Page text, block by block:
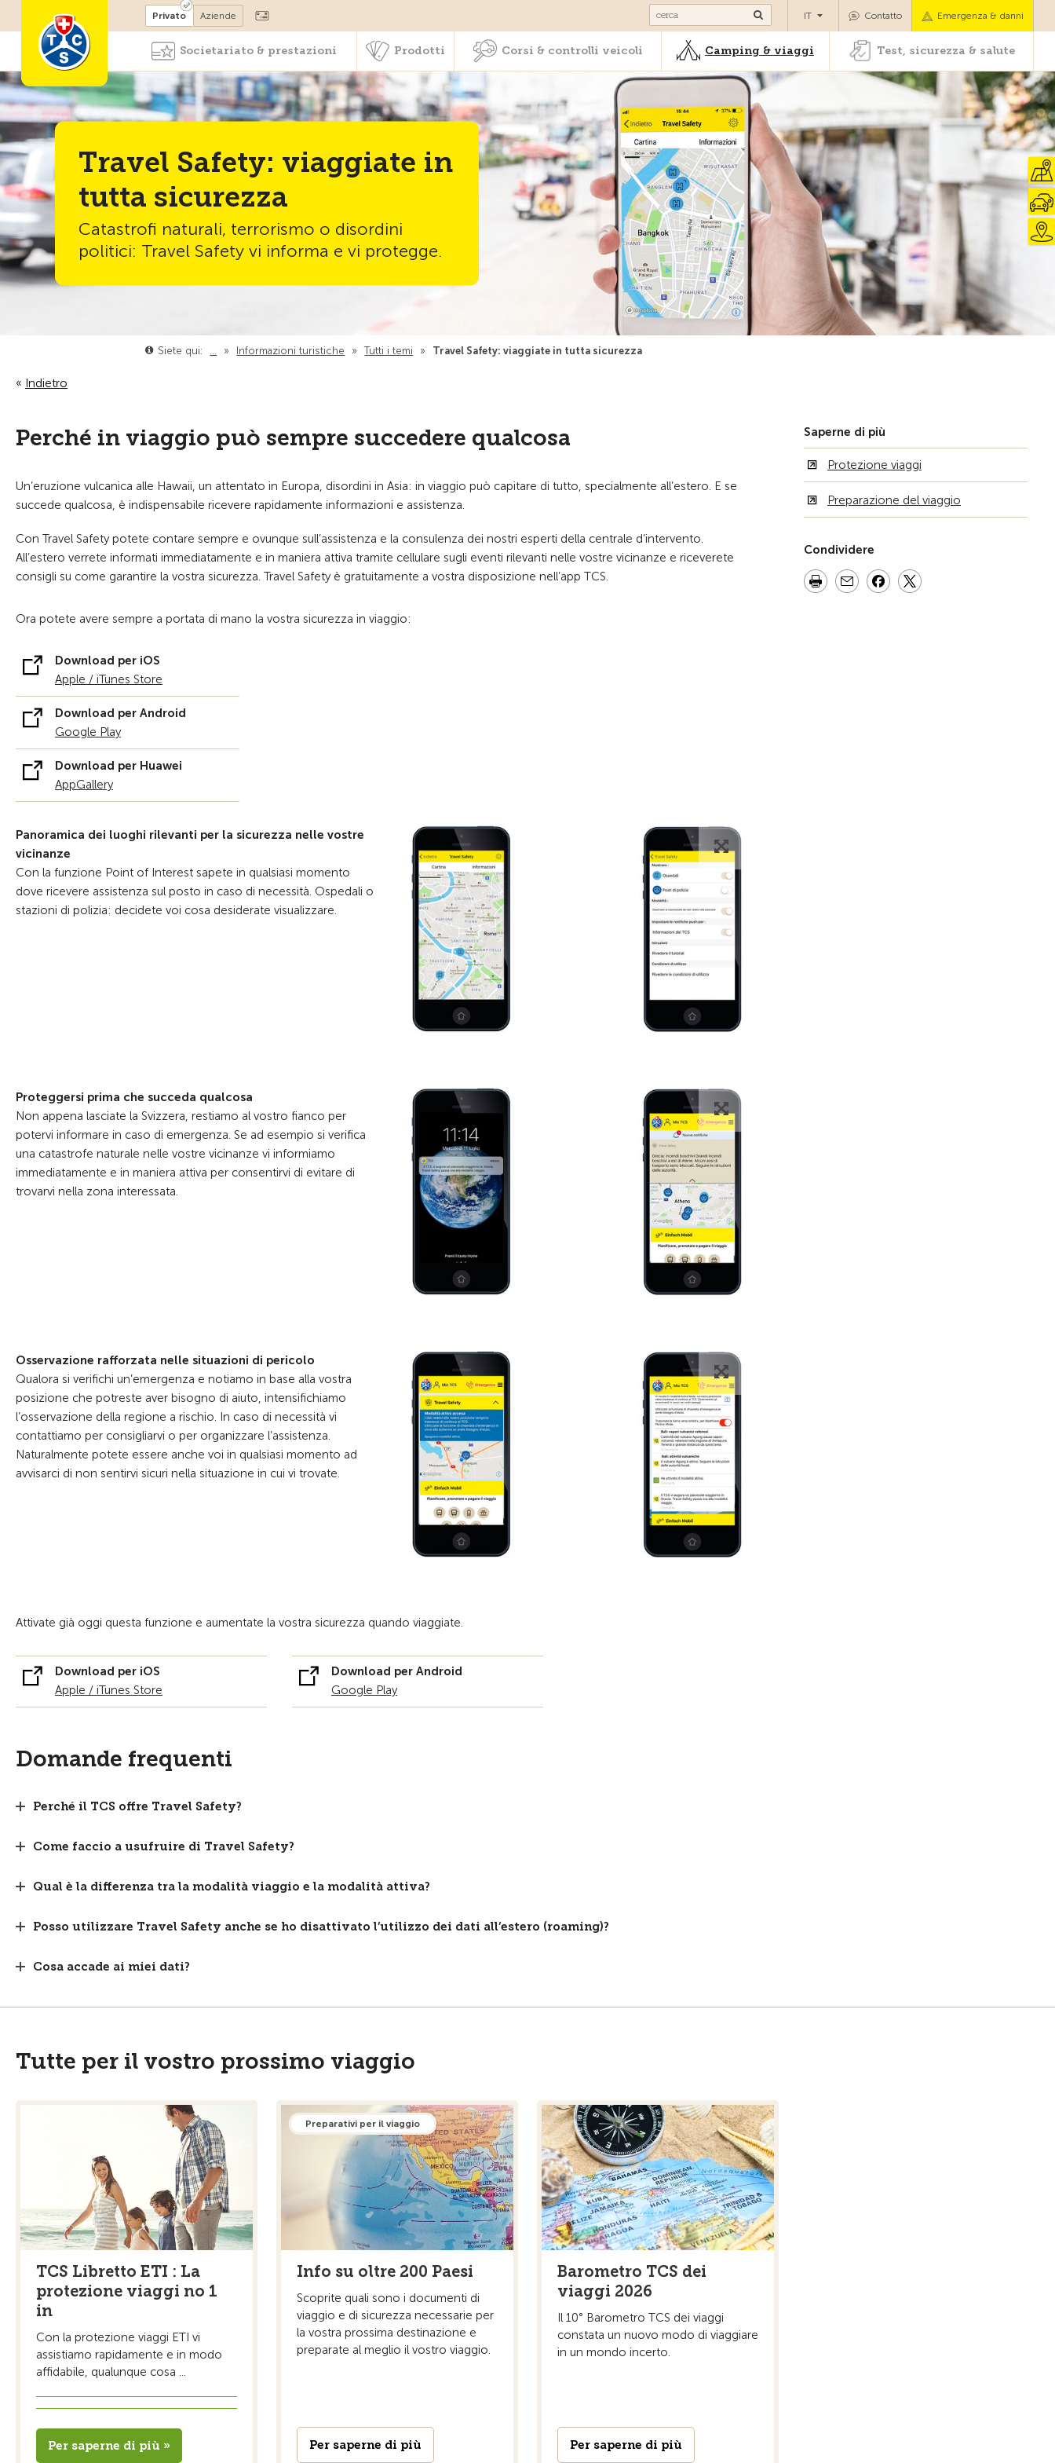
Diventare socio Corsi & controlli veicoli Camping & viaggi Test, sicurezza & salute
Privato Aziende Contatto Emergenza & danni
IT
Societariato & prestazioni Prodotti Corsi & controlli veicoli Camping & viaggi Test, sicurezza & salute
Travel Safety: viaggiate in
tutta sicurezza
Catastrofi naturali, terrorismo o disordini
politici: Travel Safety vi informa e vi protegge.
Siete qui: … » Informazioni turistiche » Tutti i temi » Travel Safety: viaggiate in tutta sicurezza
Indietro
Perché in viaggio può sempre succedere qualcosa
Un’eruzione vulcanica alle Hawaii, un attentato in Europa, disordini in Asia: in viaggio può capitare di tutto, specialmente all’estero. E se
succede qualcosa, è indispensabile ricevere rapidamente informazioni e assistenza.
Con Travel Safety potete contare sempre e ovunque sull’assistenza e la consulenza dei nostri esperti della centrale d’intervento.
All’estero verrete informati immediatamente e in maniera attiva tramite cellulare sugli eventi rilevanti nelle vostre vicinanze e riceverete
consigli su come garantire la vostra sicurezza. Travel Safety è gratuitamente a vostra disposizione nell’app TCS.
Ora potete avere sempre a portata di mano la vostra sicurezza in viaggio:
Download per iOS
Apple / iTunes Store
Download per Android
Google Play
Download per Huawei
AppGallery
Panoramica dei luoghi rilevanti per la sicurezza nelle vostre
vicinanze
Con la funzione Point of Interest sapete in qualsiasi momento
dove ricevere assistenza sul posto in caso di necessità. Ospedali o
stazioni di polizia: decidete voi cosa desiderate visualizzare.
Proteggersi prima che succeda qualcosa
Non appena lasciate la Svizzera, restiamo al vostro fianco per
potervi informare in caso di emergenza. Se ad esempio si verifica
una catastrofe naturale nelle vostre vicinanze vi informiamo
immediatamente e in maniera attiva per consentirvi di evitare di
trovarvi nella zona interessata.
Osservazione rafforzata nelle situazioni di pericolo
Qualora si verifichi un’emergenza e notiamo in base alla vostra
posizione che potreste aver bisogno di aiuto, intensifichiamo
l’osservazione della regione a rischio. In caso di necessità vi
contattiamo per consigliarvi o per organizzare l’assistenza.
Naturalmente potete essere anche voi in qualsiasi momento ad
avvisarci di non sentirvi sicuri nella situazione in cui vi trovate.
Attivate già oggi questa funzione e aumentate la vostra sicurezza quando viaggiate.
Download per iOS
Apple / iTunes Store
Download per Android
Google Play
Domande frequenti
Perché il TCS offre Travel Safety?
Come faccio a usufruire di Travel Safety?
Qual è la differenza tra la modalità viaggio e la modalità attiva?
Posso utilizzare Travel Safety anche se ho disattivato l’utilizzo dei dati all’estero (roaming)?
Cosa accade ai miei dati?
Saperne di più
Protezione viaggi
Preparazione del viaggio
Condividere
Tutte per il vostro prossimo viaggio
TCS Libretto ETI : La
protezione viaggi no 1
in
Con la protezione viaggi ETI vi
assistiamo rapidamente e in modo
affidabile, qualunque cosa ...
Per saperne di più »
Preparativi per il viaggio
Info su oltre 200 Paesi
Scoprite quali sono i documenti di
viaggio e di sicurezza necessarie per
la vostra prossima destinazione e
preparate al meglio il vostro viaggio.
Per saperne di più
Barometro TCS dei
viaggi 2026
Il 10° Barometro TCS dei viaggi
constata un nuovo modo di viaggiare
in un mondo incerto.
Per saperne di più